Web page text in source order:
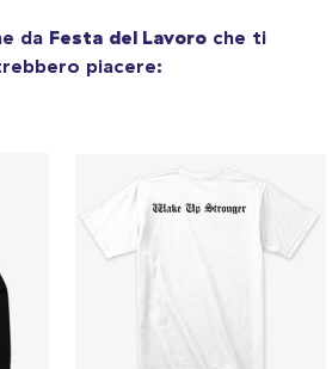
da Festa del Lavoro che ti
piacere: